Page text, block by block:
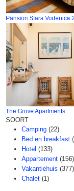
Pansion Stara Vodenica 2
The Grove Apartments
SOORT
Camping (22)
Bed en breakfast
Hotel (133)
Appartement (156)
Vakantiehuis (377)
Chalet (1)